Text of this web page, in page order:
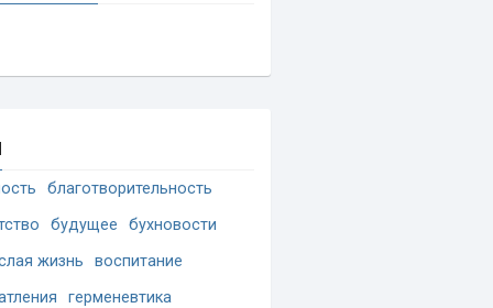
благотворительность
будущее
бухновости
жизнь
воспитание
герменевтика